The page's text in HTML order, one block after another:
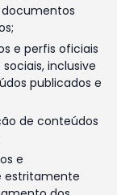
documentos
e perfis oficiais
inclusive
publicados e
de conteúdos
e
estritamente